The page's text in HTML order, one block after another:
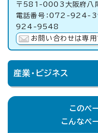
〒581-0003大阪府八
電話番号：072-924-
924-9548
お問い合わせは専用
産業・ビジネス
このペ
こんなペ